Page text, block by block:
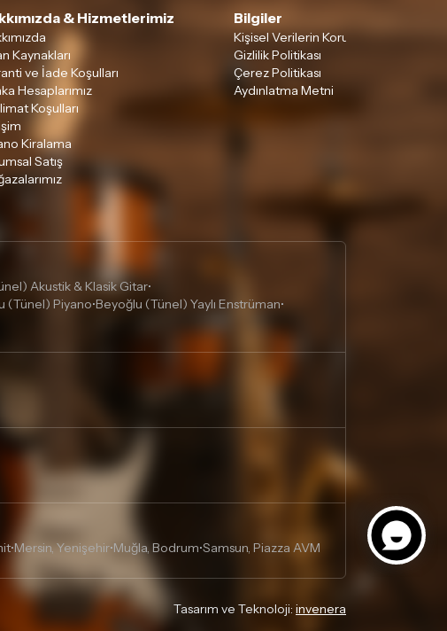
& Hizmetlerimiz
Kaynakları
ve İade Koşulları
Hesaplarımız
Koşulları
Kiralama
Satış
Bilgiler
Kişisel Verilerin Korunması
Gizlilik Politikası
Çerez Politikası
Aydınlatma Metni
Akustik & Klasik Gitar•
(Tünel) Piyano•Beyoğlu (Tünel) Yaylı Enstrüman•
•Mersin, Yenişehir•Muğla, Bodrum•Samsun, Piazza AVM
Tasarım ve Teknoloji: invenera